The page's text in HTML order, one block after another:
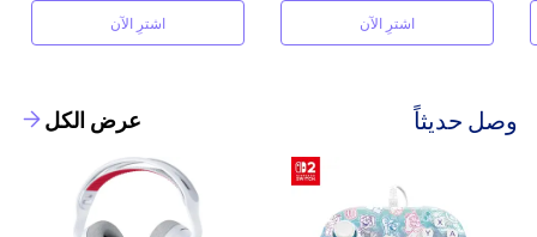
اشترِ الآن اشترِ الآن
وصل حديثاً عرض الكل